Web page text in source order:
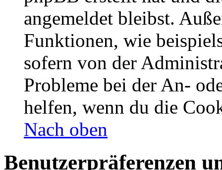
angemeldet bleibst.
Funktionen, wie
sofern von der
Probleme bei der An-
helfen, wenn du die
Nach oben
Benutzerpräferenzen